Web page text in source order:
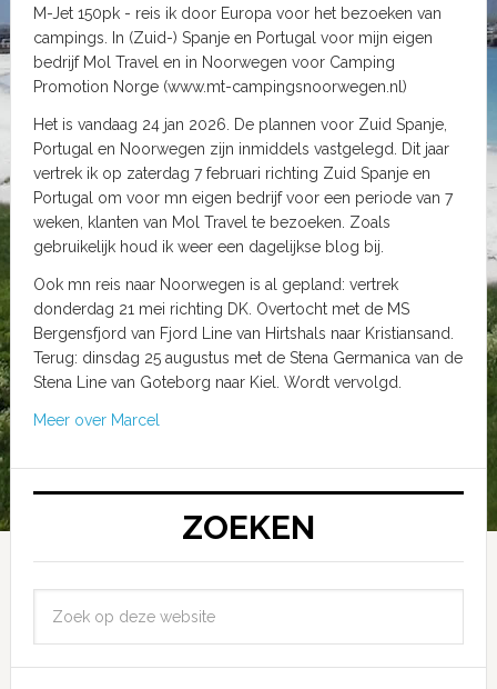
M-Jet 150pk - reis ik door Europa voor het bezoeken van
campings. In (Zuid-) Spanje en Portugal voor mijn eigen
bedrijf Mol Travel en in Noorwegen voor Camping
Promotion Norge (www.mt-campingsnoorwegen.nl)
Het is vandaag 24 jan 2026. De plannen voor Zuid Spanje,
Portugal en Noorwegen zijn inmiddels vastgelegd. Dit jaar
vertrek ik op zaterdag 7 februari richting Zuid Spanje en
Portugal om voor mn eigen bedrijf voor een periode van 7
weken, klanten van Mol Travel te bezoeken. Zoals
gebruikelijk houd ik weer een dagelijkse blog bij.
Ook mn reis naar Noorwegen is al gepland: vertrek
donderdag 21 mei richting DK. Overtocht met de MS
Bergensfjord van Fjord Line van Hirtshals naar Kristiansand.
Terug: dinsdag 25 augustus met de Stena Germanica van de
Stena Line van Goteborg naar Kiel. Wordt vervolgd.
Meer over Marcel
ZOEKEN